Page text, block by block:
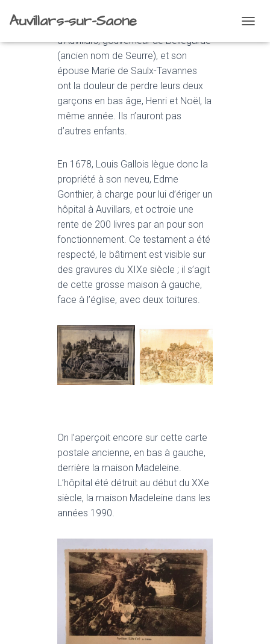
Auvillars-sur-Saone
U
En 1641, Louis Gallois, seigneur
d’Auvillars, gouverneur de Bellegarde
(ancien nom de Seurre), et son
épouse Marie de Saulx-Tavannes
ont la douleur de perdre leurs deux
garçons en bas âge, Henri et Noël, la
même année. Ils n’auront pas
d’autres enfants.
En 1678, Louis Gallois lègue donc la
propriété à son neveu, Edme
Gonthier, à charge pour lui d’ériger un
hôpital à Auvillars, et octroie une
rente de 200 livres par an pour son
fonctionnement. Ce testament a été
respecté, le bâtiment est visible sur
des gravures du XIXe siècle ; il s’agit
de cette grosse maison à gauche,
face à l’église, avec deux toitures.
On l’aperçoit encore sur cette carte
postale ancienne, en bas à gauche,
derrière la maison Madeleine.
L’hôpital été détruit au début du XXe
siècle, la maison Madeleine dans les
années 1990.